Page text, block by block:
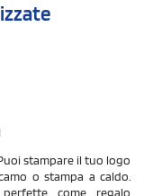
stampare il tuo logo
o stampa a caldo.
come regalo